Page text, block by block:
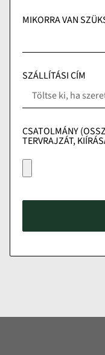
MIKORRA VAN
SZÁLLÍTÁSI CÍM
CSATOLMÁNY
TERVRAJZÁT,